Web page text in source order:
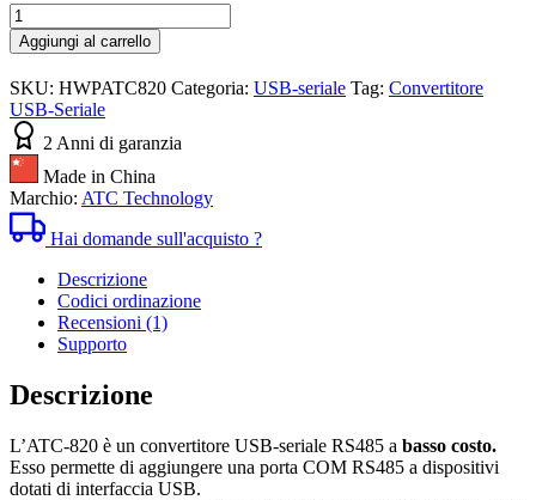
Convertitore
USB-
seriale
RS485
a
basso
costo
ATC-
820
quantità
Aggiungi al carrello
SKU: HWPATC820 Categoria: USB-seriale Tag: Convertitore
USB-Seriale
2 Anni di garanzia
Made in China
Marchio: ATC Technology
Hai domande sull'acquisto ?
Descrizione
Codici ordinazione
Recensioni (1)
Supporto
Descrizione
L’ATC-820 è un convertitore USB-seriale RS485 a basso costo.
Esso permette di aggiungere una porta COM RS485 a dispositivi
dotati di interfaccia USB.